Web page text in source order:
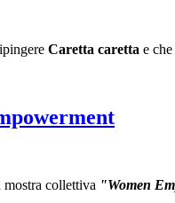
Caretta caretta e
collettiva "Women